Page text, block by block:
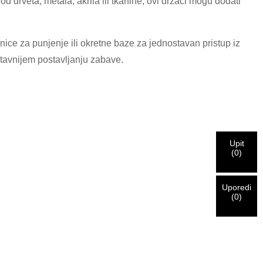
za punjenje ili okretne baze za jednostavan pristup iz
postavljanju zabave.
Upit
(0)
Uporedi
(0)